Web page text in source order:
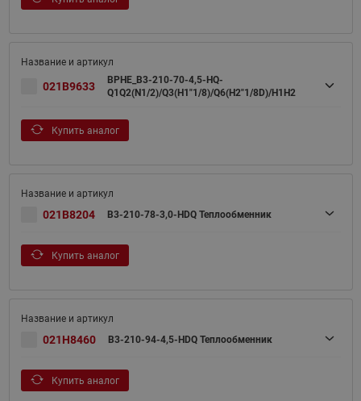
021B9633
BPHE_B3-210-70-4,5-HQ-
Q1Q2(N1/2)/Q3(H1"1/8)/Q6(H2"1/8D)/H1H2
Купить аналог
021B8204 B3-210-78-3,0-НDQ Теплообменник
Купить аналог
021H8460 B3-210-94-4,5-HDQ Теплообменник
Купить аналог